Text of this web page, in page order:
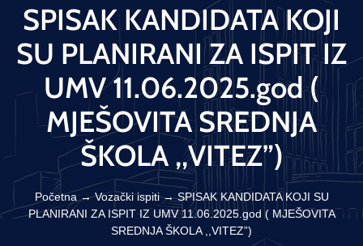
SPISAK KANDIDATA KOJI
SU PLANIRANI ZA ISPIT IZ
UMV 11.06.2025.god (
MJEŠOVITA SREDNJA
ŠKOLA ,,VITEZ”)
Početna →Vozački ispiti→SPISAK KANDIDATA KOJI SU
PLANIRANI ZA ISPIT IZ UMV 11.06.2025.god ( MJEŠOVITA
SREDNJA ŠKOLA ,,VITEZ”)